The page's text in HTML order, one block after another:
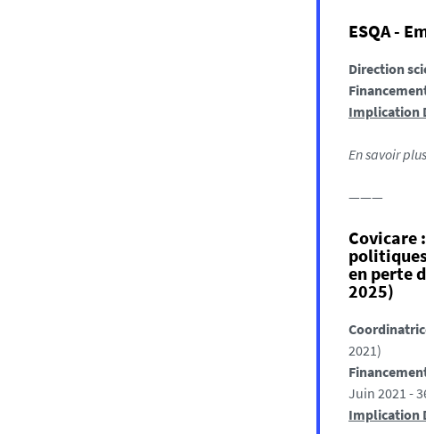
ESQA -
Direction
Implication
En savoir
———
Covicare
en perte
2025)
2021)
Juin 2021 -
Implication